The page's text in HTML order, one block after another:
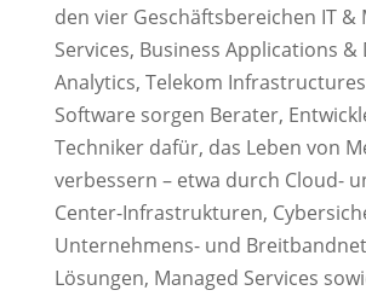
den vier Geschäftsbereichen IT &
Services, Business Applications &
Analytics, Telekom
Software sorgen Berater,
Techniker dafür, das Leben von
verbessern – etwa durch Cloud-
Center-Infrastrukturen,
Unternehmens- und
Lösungen, Managed Services